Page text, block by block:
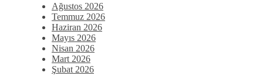
Ağustos 2026
Temmuz 2026
Haziran 2026
Mayıs 2026
Nisan 2026
Mart 2026
Şubat 2026